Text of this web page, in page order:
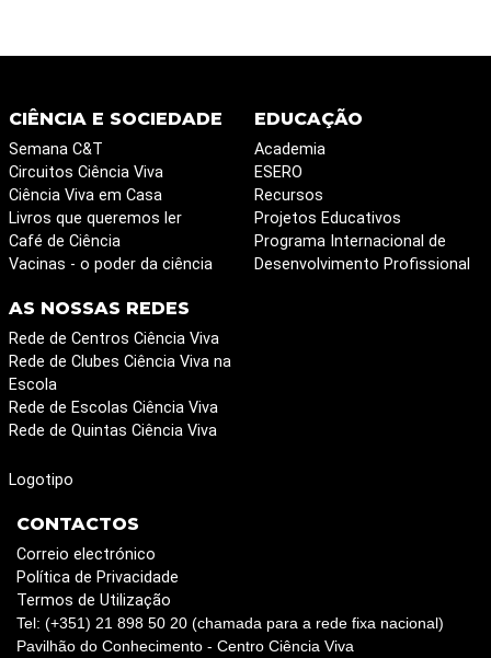
CIÊNCIA E SOCIEDADE
Semana C&T
Circuitos Ciência Viva
Ciência Viva em Casa
Livros que queremos ler
Café de Ciência
Vacinas - o poder da ciência
EDUCAÇÃO
Academia
ESERO
Recursos
Projetos Educativos
Programa Internacional de
Desenvolvimento Profissional
AS NOSSAS REDES
Rede de Centros Ciência Viva
Rede de Clubes Ciência Viva na
Escola
Rede de Escolas Ciência Viva
Rede de Quintas Ciência Viva
Logotipo
CONTACTOS
Correio electrónico
Política de Privacidade
Termos de Utilização
Tel: (+351) 21 898 50 20 (chamada para a rede fixa nacional)
Pavilhão do Conhecimento - Centro Ciência Viva